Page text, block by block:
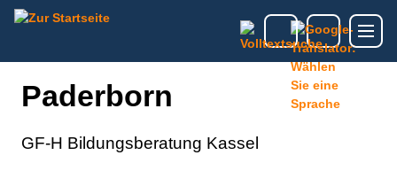
Paderborn
GF-H Bildungsberatung Kassel